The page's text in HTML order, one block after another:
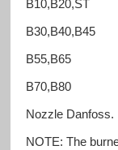
B10,B20,ST
B30,B40,B45
B55,B65
B70,B80
Nozzle Danfoss.
NOTE: The